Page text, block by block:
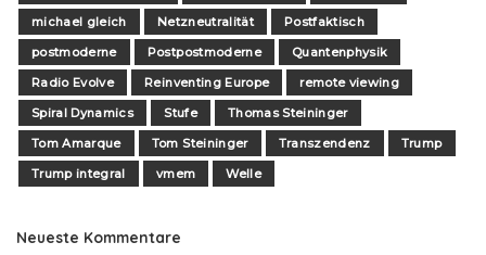
michael gleich
Netzneutralität
Postfaktisch
postmoderne
Postpostmoderne
Quantenphysik
Radio Evolve
Reinventing Europe
remote viewing
Spiral Dynamics
Stufe
Thomas Steininger
Tom Amarque
Tom Steininger Transzendenz
Trump
Trump integral
vmem Welle
Neueste Kommentare